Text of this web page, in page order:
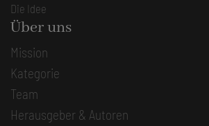
Die Idee
Über uns
Mission
Kategorie
Team
Herausgeber & Autoren